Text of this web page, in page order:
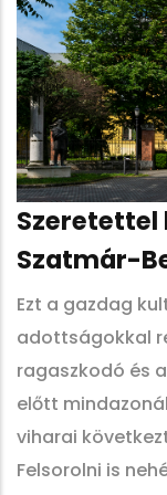
Szeretettel
Szatmár-
Ezt a gazdag
adottságokkal
ragaszkodó és
előtt
viharai
Felsorolni is